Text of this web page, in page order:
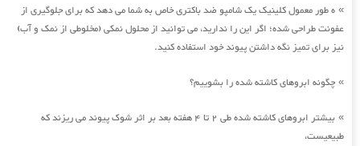
» ه طور معمول کلینیک یک شامپو ضد باکتری خاص به شما می دهد که برای جلوگیری از
عفونت طراحی شده؛ اگر این را ندارید، می توانید از محلول نمکی (مخلوطی از نمک و آب)
نیز برای تمیز نگه داشتن پیوند خود استفاده کنید.
» چگونه ابروهای کاشته شده را بشوییم؟
»
بیشتر ابروهای کاشته شده طی 2 تا 4 هفته بعد بر اثر شوک پیوند می ریزند که
طبیعیست،